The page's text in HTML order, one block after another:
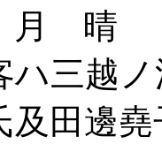
月 晴
三越
田邊